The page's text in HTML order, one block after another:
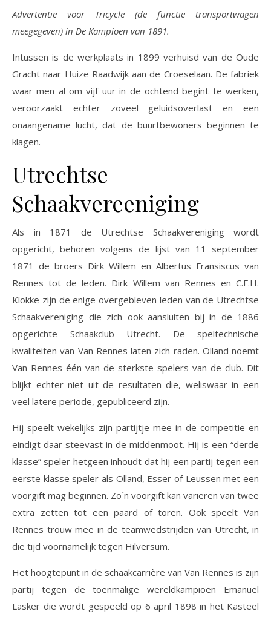
Advertentie voor Tricycle (de functie transportwagen
meegegeven) in De Kampioen van 1891.
Intussen is de werkplaats in 1899 verhuisd van de Oude
Gracht naar Huize Raadwijk aan de Croeselaan. De fabriek
waar men al om vijf uur in de ochtend begint te werken,
veroorzaakt echter zoveel geluidsoverlast en een
onaangename lucht, dat de buurtbewoners beginnen te
klagen.
Utrechtse
Schaakvereeniging
Als in 1871 de Utrechtse Schaakvereniging wordt
opgericht, behoren volgens de lijst van 11 september
1871 de broers Dirk Willem en Albertus Fransiscus van
Rennes tot de leden. Dirk Willem van Rennes en C.F.H.
Klokke zijn de enige overgebleven leden van de Utrechtse
Schaakvereniging die zich ook aansluiten bij in de 1886
opgerichte Schaakclub Utrecht. De speltechnische
kwaliteiten van Van Rennes laten zich raden. Olland noemt
Van Rennes één van de sterkste spelers van de club. Dit
blijkt echter niet uit de resultaten die, weliswaar in een
veel latere periode, gepubliceerd zijn.
Hij speelt wekelijks zijn partijtje mee in de competitie en
eindigt daar steevast in de middenmoot. Hij is een “derde
klasse” speler hetgeen inhoudt dat hij een partij tegen een
eerste klasse speler als Olland, Esser of Leussen met een
voorgift mag beginnen. Zo´n voorgift kan variëren van twee
extra zetten tot een paard of toren. Ook speelt Van
Rennes trouw mee in de teamwedstrijden van Utrecht, in
die tijd voornamelijk tegen Hilversum.
Het hoogtepunt in de schaakcarrière van Van Rennes is zijn
partij tegen de toenmalige wereldkampioen Emanuel
Lasker die wordt gespeeld op 6 april 1898 in het Kasteel